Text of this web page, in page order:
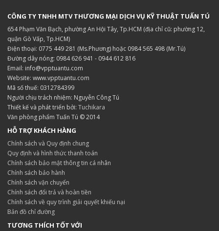
CÔNG TY TNHH MTV THƯƠNG MẠI DỊCH VỤ KỸ THUẬT TUẤN TÚ
654 Phạm Văn Bạch, phường An Hội Tây, Tp.HCM (địa chỉ cũ: phường 12,
quận Gò Vấp, Tp.HCM)
Điện thoại: 0775 449 281 (Ms.Phương) hoặc 0984 565 498 (Mr.Tú)
Đường dây nóng: 0984 626 941 - 0944 612 816
Email: info@vpptuantu.com
Website: www.vpptuantu.com
Mã số thuế: 0312784399
Người chịu trách nhiệm: Nguyễn Công Tú
Thiết kế và phát triển bởi: Tuchikara
Văn phòng phẩm Tuấn Tú © 2014
HỖ TRỢ KHÁCH HÀNG
Chính sách và Quy định chung
Quy định và hình thức thanh toán
Chính sách bảo mật thông tin cá nhân
Chính sách bảo hành
Chính sách vận chuyển
Chính sách đổi trả và hoàn tiền
Chính sách về quy trình giải quyết khiếu nại
Bản đồ chỉ đường
TƯƠNG THÍCH TỐT VỚI